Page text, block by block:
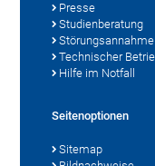
Presse
Studienberatung
Störungsannahme
Technischer
Hilfe im Notfall
Seitenoptionen
Sitemap